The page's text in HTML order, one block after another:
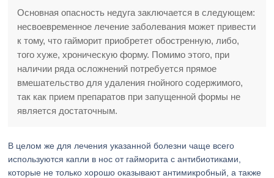
Основная опасность недуга заключается в следующем:
несвоевременное лечение заболевания может привести
к тому, что гайморит приобретет обостренную, либо,
того хуже, хроническую форму. Помимо этого, при
наличии ряда осложнений потребуется прямое
вмешательство для удаления гнойного содержимого,
так как прием препаратов при запущенной формы не
является достаточным.
В целом же для лечения указанной болезни чаще всего
используются капли в нос от гайморита с антибиотиками,
которые не только хорошо оказывают антимикробный, а также